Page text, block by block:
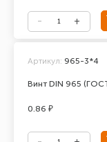
Винт DIN 965
Артикул: 965-3*4
0.86 ₽